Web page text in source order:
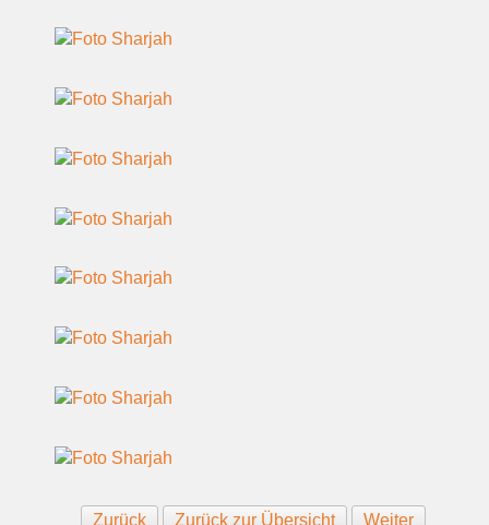
Zurück Zurück zur Übersicht Weiter